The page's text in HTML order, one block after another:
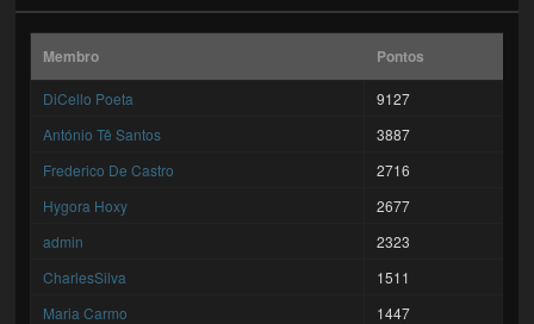
Membro Pontos
DiCello Poeta
9127
António Tê Santos
3887
Frederico De Castro
2716
Hygora Hoxy
2677
admin
2323
CharlesSilva
1511
Maria Carmo
1447